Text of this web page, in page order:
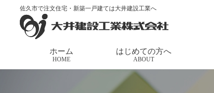
佐久市で注文住宅・新築一戸建ては大井建設工業へ
ホーム
HOME
はじめての方へ
ABOUT
トップページ > 家づくりの応援団長